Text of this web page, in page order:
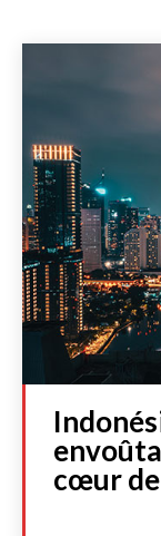
Lire
FRANCE
INTERNATIONAL
cœur de